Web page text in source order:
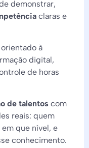
demonstrar,
claras e
à
digital,
de horas
de talentos com
reais: quem
que nível, e
conhecimento.